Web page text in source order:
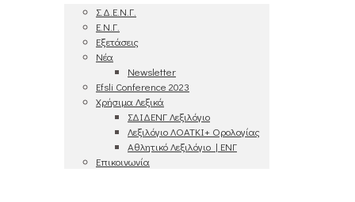
Σ.Δ.Ε.Ν.Γ.
Ε.Ν.Γ.
Εξετάσεις
Νέα
Newsletter
Efsli Conference 2023
Χρήσιμα Λεξικά
ΣΔΙΔΕΝΓ Λεξιλόγιο
Λεξιλόγιο ΛΟΑΤΚΙ+ Ορολογίας
Αθλητικό Λεξιλόγιο | ΕΝΓ
Επικοινωνία